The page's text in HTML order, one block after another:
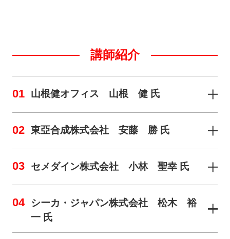
講師紹介
01 山根健オフィス 山根 健 氏
02 東亞合成株式会社 安藤 勝 氏
03 セメダイン株式会社 小林 聖幸 氏
04
シーカ・ジャパン株式会社 松木 裕
一 氏